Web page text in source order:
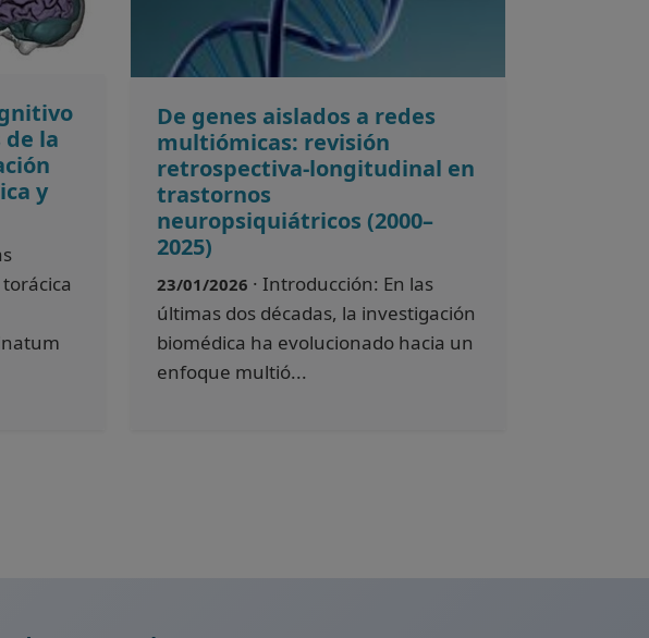
la
y
De genes aislados a redes
multiómicas: revisión
retrospectiva-longitudinal en
trastornos
neuropsiquiátricos (2000–
2025)
23/01/2026 · Introducción: En las
últimas dos décadas, la investigación
biomédica ha evolucionado hacia un
enfoque multió...